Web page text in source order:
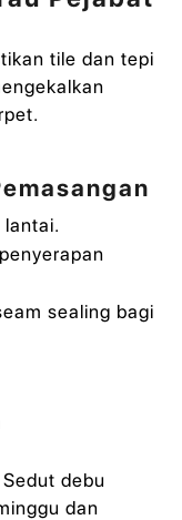
tile dan tepi
lantai.
sealing bagi
debu
dan